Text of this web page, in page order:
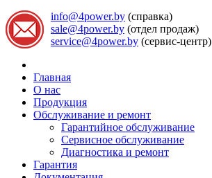
info@4power.by (справка)
sale@4power.by (отдел продаж)
service@4power.by (сервис-центр)
Главная
О нас
Продукция
Обслуживание и ремонт
Гарантийное обслуживание
Сервисное обслуживание
Диагностика и ремонт
Гарантия